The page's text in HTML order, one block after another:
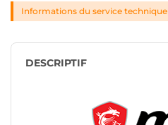
Informations du service technique
DESCRIPTIF